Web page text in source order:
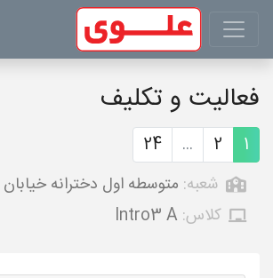
فعالیت و تکلیف
1
2
...
24
شعبه: متوسطه اول دخترانه خیابان
کلاس: Intro3 A